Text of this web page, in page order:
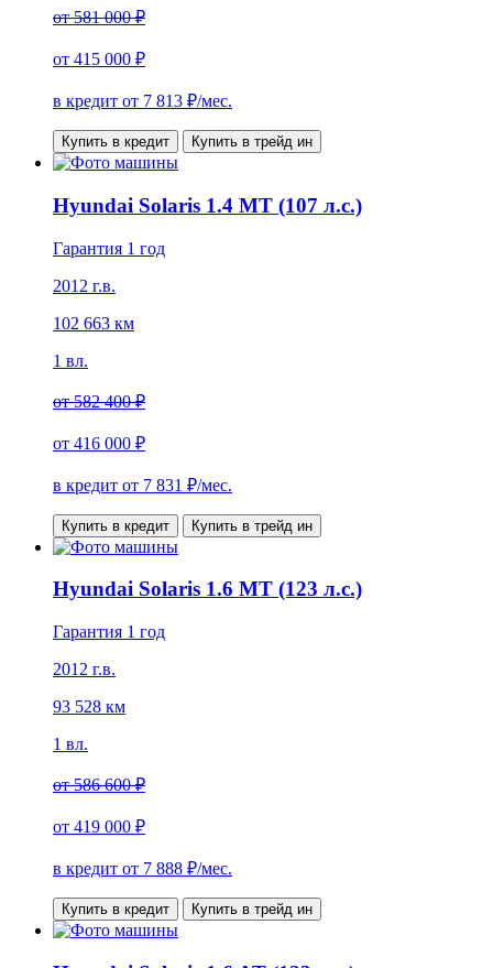
от581 000 ₽
от 415 000 ₽
в кредит от 7 813 ₽/мес.
Купить в кредит Купить в трейд ин
Hyundai Solaris 1.4 MT (107 л.с.)
Гарантия 1 год
2012 г.в.
102 663 км
1 вл.
от582 400 ₽
от 416 000 ₽
в кредит от 7 831 ₽/мес.
Купить в кредит Купить в трейд ин
Hyundai Solaris 1.6 MT (123 л.с.)
Гарантия 1 год
2012 г.в.
93 528 км
1 вл.
от586 600 ₽
от 419 000 ₽
в кредит от 7 888 ₽/мес.
Купить в кредит Купить в трейд ин